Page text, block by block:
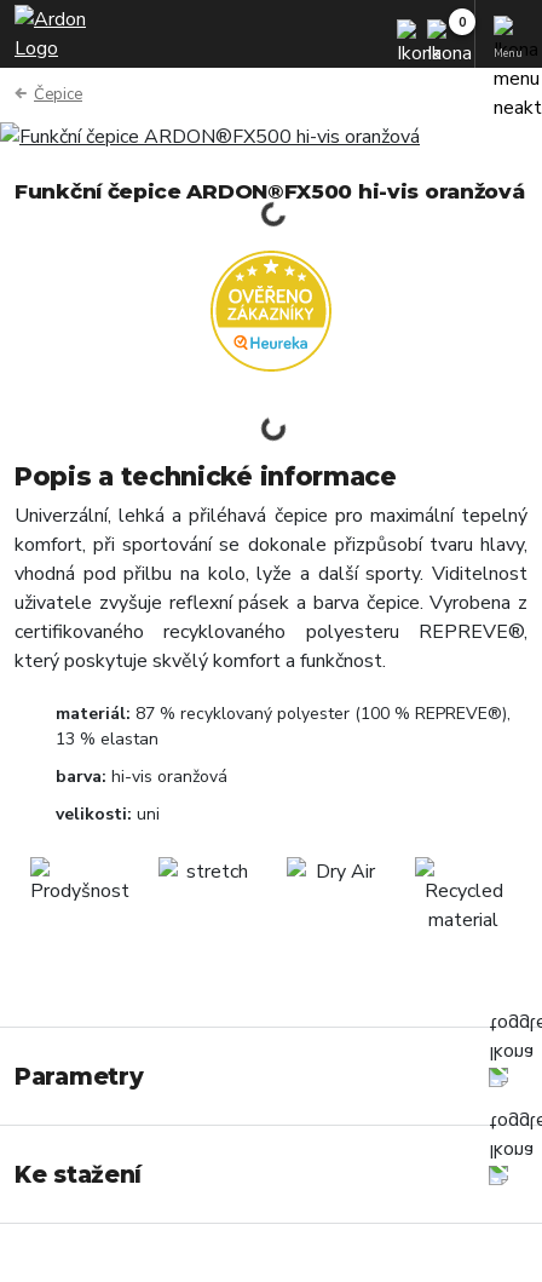
Menu
Čepice
Funkční čepice ARDON®FX500 hi-vis oranžová
Popis a technické informace
Univerzální, lehká a přiléhavá čepice pro maximální tepelný
komfort, při sportování se dokonale přizpůsobí tvaru hlavy,
vhodná pod přilbu na kolo, lyže a další sporty. Viditelnost
uživatele zvyšuje reflexní pásek a barva čepice. Vyrobena z
certifikovaného recyklovaného polyesteru REPREVE®,
který poskytuje skvělý komfort a funkčnost.
materiál: 87 % recyklovaný polyester (100 % REPREVE®),
13 % elastan
barva: hi-vis oranžová
velikosti: uni
Parametry
Ke stažení